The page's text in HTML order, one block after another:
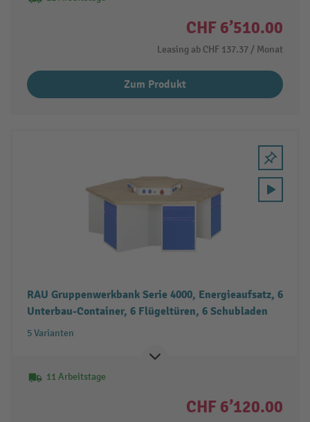
CHF 6’510.00
Leasing ab CHF 137.37/ Monat
Zum Produkt
RAU Gruppenwerkbank Serie 4000, Energieaufsatz, 6
Unterbau-Container, 6 Flügeltüren, 6 Schubladen
5 Varianten
11 Arbeitstage
CHF 6’120.00